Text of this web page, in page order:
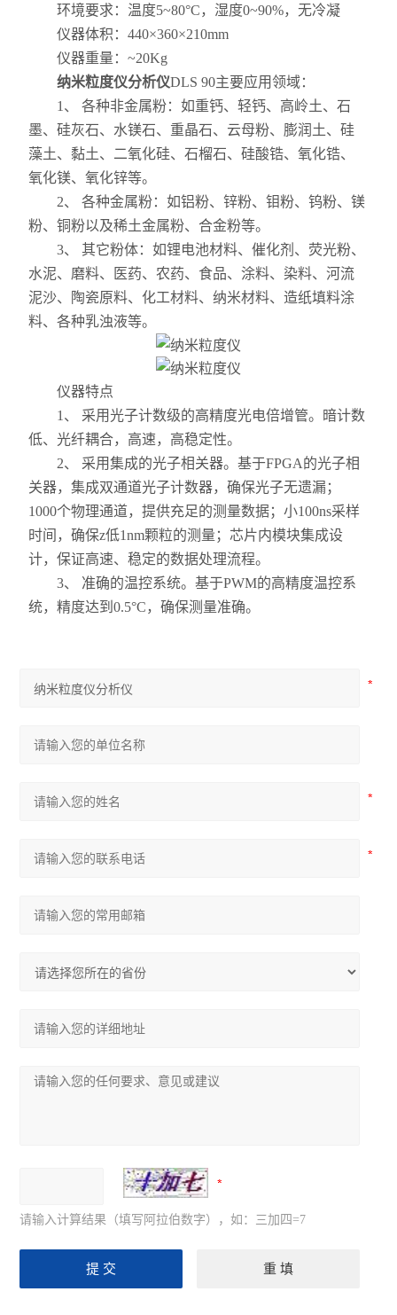
环境要求：温度5~80°C，湿度0~90%，无冷凝
仪器体积：440×360×210mm
仪器重量：~20Kg
纳米粒度仪分析仪DLS 90主要应用领域：
1、 各种非金属粉：如重钙、轻钙、高岭土、石
墨、硅灰石、水镁石、重晶石、云母粉、膨润土、硅
藻土、黏土、二氧化硅、石榴石、硅酸锆、氧化锆、
氧化镁、氧化锌等。
2、 各种金属粉：如铝粉、锌粉、钼粉、钨粉、镁
粉、铜粉以及稀土金属粉、合金粉等。
3、 其它粉体：如锂电池材料、催化剂、荧光粉、
水泥、磨料、医药、农药、食品、涂料、染料、河流
泥沙、陶瓷原料、化工材料、纳米材料、造纸填料涂
料、各种乳浊液等。
仪器特点
1、 采用光子计数级的高精度光电倍增管。暗计数
低、光纤耦合，高速，高稳定性。
2、 采用集成的光子相关器。基于FPGA的光子相
关器，集成双通道光子计数器，确保光子无遗漏；
1000个物理通道，提供充足的测量数据；小100ns采样
时间，确保z低1nm颗粒的测量；芯片内模块集成设
计，保证高速、稳定的数据处理流程。
3、 准确的温控系统。基于PWM的高精度温控系
统，精度达到0.5°C，确保测量准确。
请输入计算结果（填写阿拉伯数字），如：三加四=7